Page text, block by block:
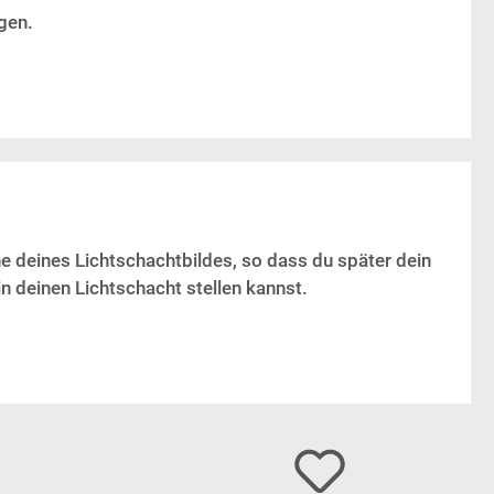
deines Lichtschachtbildes, so dass du später dein
deinen Lichtschacht stellen kannst.